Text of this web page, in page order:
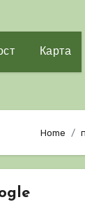
Карта
Home